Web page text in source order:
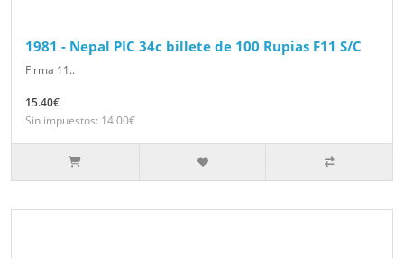
1981 - Nepal PIC 34c billete de 100 Rupias F11 S/C
Firma 11..
15.40€
Sin impuestos: 14.00€